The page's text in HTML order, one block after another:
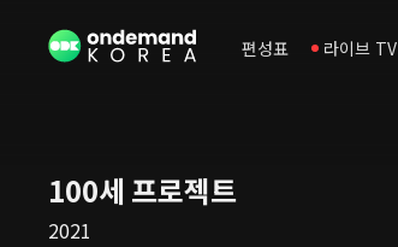
편성표 라이브 TV
100세 프로젝트
2021